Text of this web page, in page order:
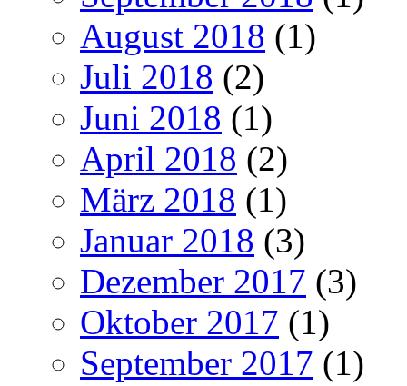
August 2018 (1)
Juli 2018 (2)
Juni 2018 (1)
April 2018 (2)
März 2018 (1)
Januar 2018 (3)
Dezember 2017 (3)
Oktober 2017 (1)
September 2017 (1)